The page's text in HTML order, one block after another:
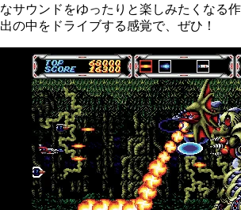
なサウンドをゆったりと楽しみたくなる
出の中をドライブする感覚で、ぜひ！